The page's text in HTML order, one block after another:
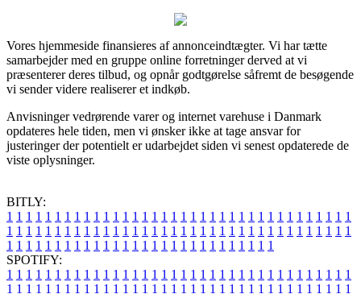
Vores hjemmeside finansieres af annonceindtægter. Vi har tætte
samarbejder med en gruppe online forretninger derved at vi
præsenterer deres tilbud, og opnår godtgørelse såfremt de besøgende
vi sender videre realiserer et indkøb.
Anvisninger vedrørende varer og internet varehuse i Danmark
opdateres hele tiden, men vi ønsker ikke at tage ansvar for
justeringer der potentielt er udarbejdet siden vi senest opdaterede de
viste oplysninger.
BITLY:
1 1 1 1 1 1 1 1 1 1 1 1 1 1 1 1 1 1 1 1 1 1 1 1 1 1 1 1 1 1 1 1 1 1 1 1
1 1 1 1 1 1 1 1 1 1 1 1 1 1 1 1 1 1 1 1 1 1 1 1 1 1 1 1 1 1 1 1 1 1 1 1
1 1 1 1 1 1 1 1 1 1 1 1 1 1 1 1 1 1 1 1 1 1 1 1 1 1 1 1
SPOTIFY:
1 1 1 1 1 1 1 1 1 1 1 1 1 1 1 1 1 1 1 1 1 1 1 1 1 1 1 1 1 1 1 1 1 1 1 1
1 1 1 1 1 1 1 1 1 1 1 1 1 1 1 1 1 1 1 1 1 1 1 1 1 1 1 1 1 1 1 1 1 1 1 1